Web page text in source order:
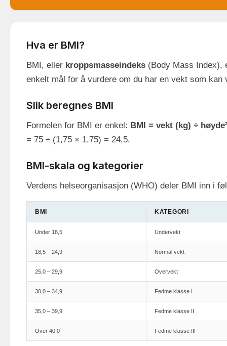
Hva er BMI?
BMI, eller kroppsmasseindeks (Body Mass Index),
enkelt mål for å vurdere om du har en vekt som
Slik beregnes BMI
Formelen for BMI er enkel: BMI = vekt (kg) ÷
= 75 ÷ (1,75 × 1,75) = 24,5.
BMI-skala og kategorier
Verdens helseorganisasjon (WHO) deler BMI inn i
BMI KATEGORI
Under 18,5 Undervekt
18,5 – 24,9 Normal vekt
25,0 – 29,9 Overvekt
30,0 – 34,9 Fedme klasse I
35,0 – 39,9 Fedme klasse II
Over 40,0 Fedme klasse III